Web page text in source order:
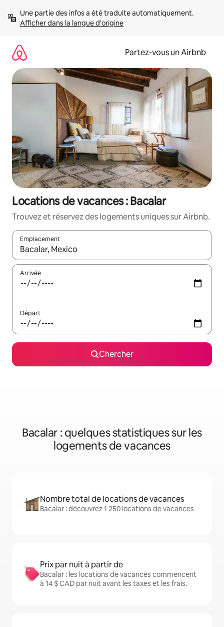
directement
Afficher dans la langue d'origine
Partez-vous un Airbnb
Locations de vacances : Bacalar
Trouvez et réservez des logements uniques sur Airbnb.
Emplacement
Quand les résultats sont affichés, parcourez-les en utilisant
Arrivée
Départ
Chercher
Bacalar : quelques statistiques sur les
logements de vacances
Nombre total de locations de vacances
Bacalar : découvrez 1 250 locations de vacances
Prix par nuit à partir de
Bacalar : les locations de vacances commencent
à 14 $ CAD par nuit avant les taxes et les frais.